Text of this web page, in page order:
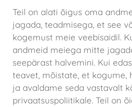
Teil on alati õigus oma
jagada, teadmisega, et see
kogemust meie veebisaidil.
andmeid meiega mitte
seepärast halvemini. Kui
teavet, mõistate, et kogume,
ja avaldame seda vastavalt
privaatsuspoliitikale. Teil on